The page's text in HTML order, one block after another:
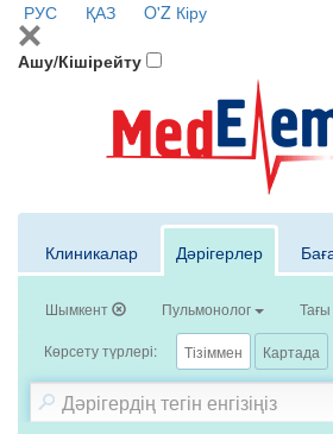
РУС ҚАЗ O'Z Кіру
Ашу/Кішірейту
Клиникалар Дәрігерлер
Шымкент Пульмонолог Тағы
Көрсету түрлері: Тізіммен Картада